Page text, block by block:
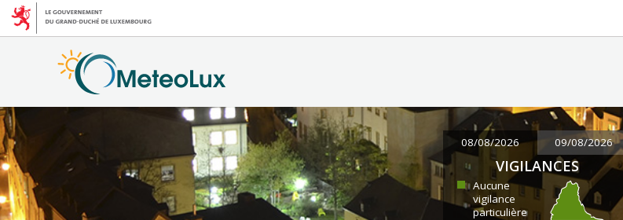
08/08/2026 09/08/2026
VIGILANCES
Aucune
vigilance
particulière